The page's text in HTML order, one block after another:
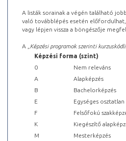
A listák sorainak a végén található
való továbblépés esetén
vagy lépjen vissza a böngészője
A „ Képzési programok szerinti
Képzési forma (szint)
0
Nem releváns
A
Alapképzés
B
Bachelorképzés
E
Egységes osztatlan
F
Felsőfokú
K
Kiegészítő
M
Mesterképzés